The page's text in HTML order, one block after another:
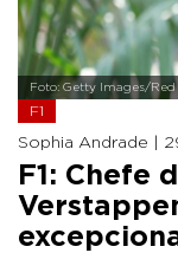
Foto: Getty Images/Red
F1
Sophia Andrade |
F1: Chefe